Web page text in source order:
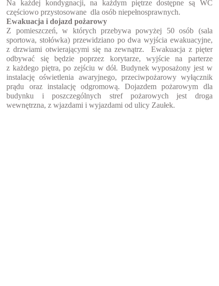
Na każdej kondygnacji, na każdym piętrze dostępne są WC
częściowo przystosowane  dla osób niepełnosprawnych.
Ewakuacja i dojazd pożarowy
Z pomieszczeń, w których przebywa powyżej 50 osób (sala
sportowa, stołówka) przewidziano po dwa wyjścia ewakuacyjne,
z drzwiami otwierającymi się na zewnątrz.  Ewakuacja z pięter
odbywać się będzie poprzez korytarze, wyjście na parterze
z każdego piętra, po zejściu w dół. Budynek wyposażony jest w
instalację oświetlenia awaryjnego, przeciwpożarowy wyłącznik
prądu oraz instalację odgromową. Dojazdem pożarowym dla
budynku i poszczególnych stref pożarowych jest droga
wewnętrzna, z wjazdami i wyjazdami od ulicy Zaułek.